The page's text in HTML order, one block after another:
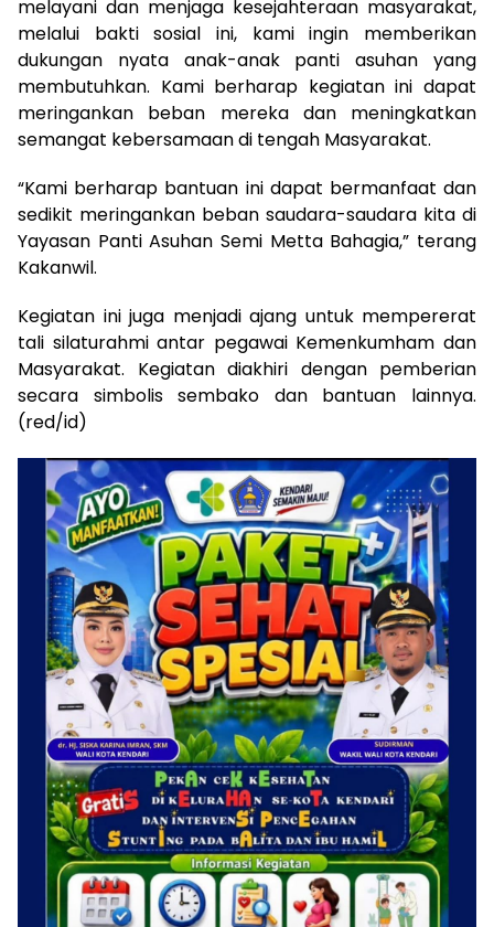
melayani dan menjaga kesejahteraan masyarakat,
melalui bakti sosial ini, kami ingin memberikan
dukungan nyata anak-anak panti asuhan yang
membutuhkan. Kami berharap kegiatan ini dapat
meringankan beban mereka dan meningkatkan
semangat kebersamaan di tengah Masyarakat.
“Kami berharap bantuan ini dapat bermanfaat dan
sedikit meringankan beban saudara-saudara kita di
Yayasan Panti Asuhan Semi Metta Bahagia,” terang
Kakanwil.
Kegiatan ini juga menjadi ajang untuk mempererat
tali silaturahmi antar pegawai Kemenkumham dan
Masyarakat. Kegiatan diakhiri dengan pemberian
secara simbolis sembako dan bantuan lainnya.
(red/id)